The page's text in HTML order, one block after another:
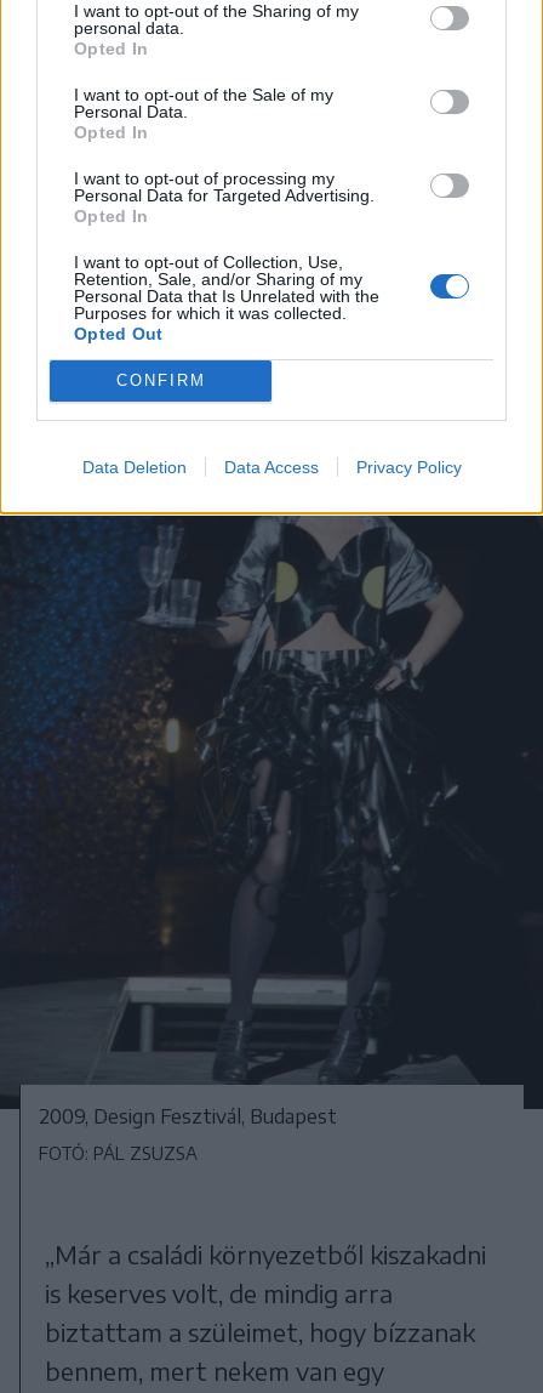
I want to opt-out of the Sharing of my
personal data.
Opted In
I want to opt-out of the Sale of my
Personal Data.
Opted In
I want to opt-out of processing my
Personal Data for Targeted Advertising.
Opted In
I want to opt-out of Collection, Use,
Retention, Sale, and/or Sharing of my
Personal Data that Is Unrelated with the
Purposes for which it was collected.
Opted Out
CONFIRM
Data Deletion Data Access Privacy Policy
divat világában, de még mindig többet
akart. Hirtelen döntéstől vezérelve egy
kis kézipoggyásszal, zsebében tíz
fonttal Londonba költözött anélkül,
hogy lett volna nyelv- és helyismerete,
vagy kecsegtető jövőképe.
2009, Design Fesztivál, Budapest
FOTÓ: PÁL ZSUZSA
„Már a családi környezetből kiszakadni
is keserves volt, de mindig arra
biztattam a szüleimet, hogy bízzanak
bennem, mert nekem van egy